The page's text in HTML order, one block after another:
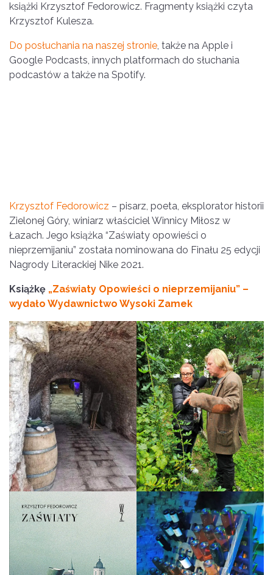
książki Krzysztof Fedorowicz. Fragmenty książki czyta
Krzysztof Kulesza.
Do posłuchania na naszej stronie, także na Apple i
Google Podcasts, innych platformach do słuchania
podcastów a także na Spotify.
Krzysztof Fedorowicz – pisarz, poeta, eksplorator historii
Zielonej Góry, winiarz właściciel Winnicy Miłosz w
Łazach. Jego książka “Zaświaty opowieści o
nieprzemijaniu” została nominowana do Finału 25 edycji
Nagrody Literackiej Nike 2021.
Książkę „Zaświaty Opowieści o nieprzemijaniu” –
wydało Wydawnictwo Wysoki Zamek